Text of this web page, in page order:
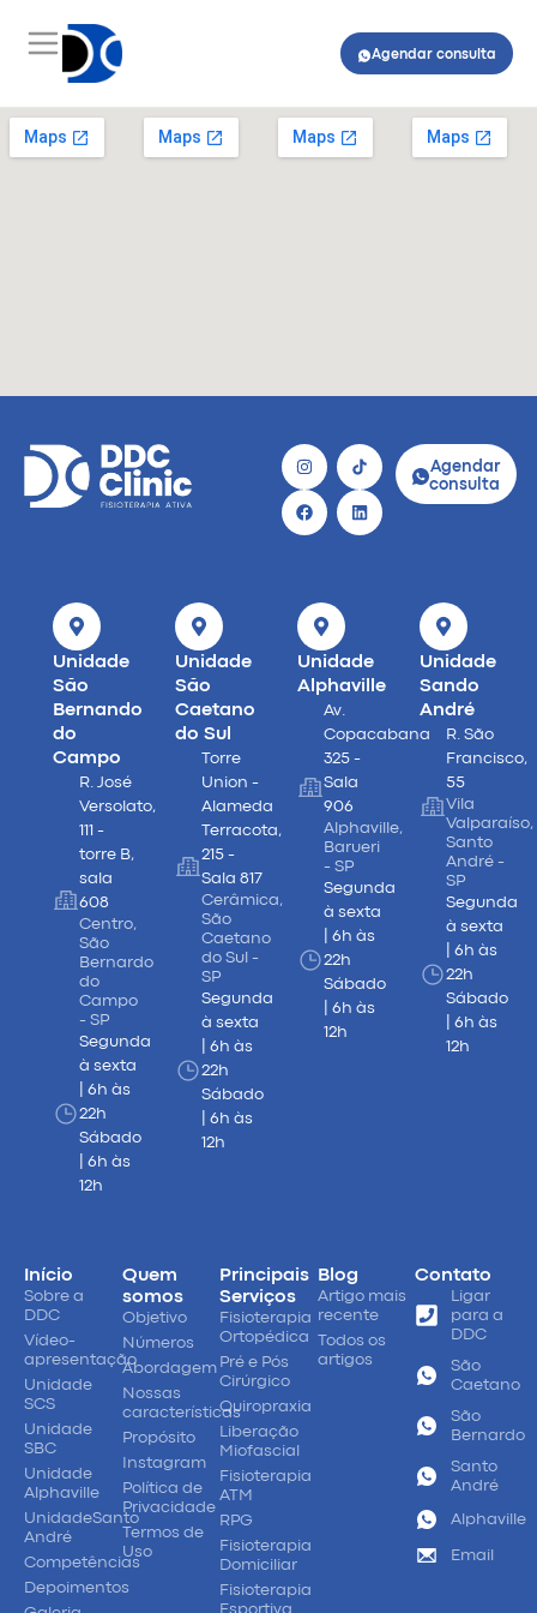
Agendar consulta
Agendar
consulta
Unidade
São
Bernando
do
Campo
R. José
Versolato,
111 -
torre B,
sala
608
Centro,
São
Bernardo
do
Campo
- SP
Segunda
à sexta
| 6h às
22h
Sábado
| 6h às
12h
Unidade
São
Caetano
do Sul
Torre
Union -
Alameda
Terracota,
215 -
Sala 817
Cerâmica,
São
Caetano
do Sul -
SP
Segunda
à sexta
| 6h às
22h
Sábado
| 6h às
12h
Unidade
Alphaville
Av.
Copacabana
325 -
Sala
906
Alphaville,
Barueri
- SP
Segunda
à sexta
| 6h às
22h
Sábado
| 6h às
12h
Unidade
Sando
André
R. São
Francisco,
55
Vila
Valparaíso,
Santo
André -
SP
Segunda
à sexta
| 6h às
22h
Sábado
| 6h às
12h
Início
Sobre a
DDC
Vídeo-
apresentação
Unidade
SCS
Unidade
SBC
Unidade
Alphaville
UnidadeSanto
André
Competências
Depoimentos
Quem
somos
Objetivo
Números
Abordagem
Nossas
características
Propósito
Instagram
Política de
Privacidade
Termos de
Uso
Principais
Serviços
Fisioterapia
Ortopédica
Pré e Pós
Cirúrgico
Quiropraxia
Liberação
Miofascial
Fisioterapia
ATM
RPG
Fisioterapia
Domiciliar
Fisioterapia
Esportiva
Blog
Artigo mais
recente
Todos os
artigos
Contato
Ligar
para a
DDC
São
Caetano
São
Bernardo
Santo
André
Alphaville
Email